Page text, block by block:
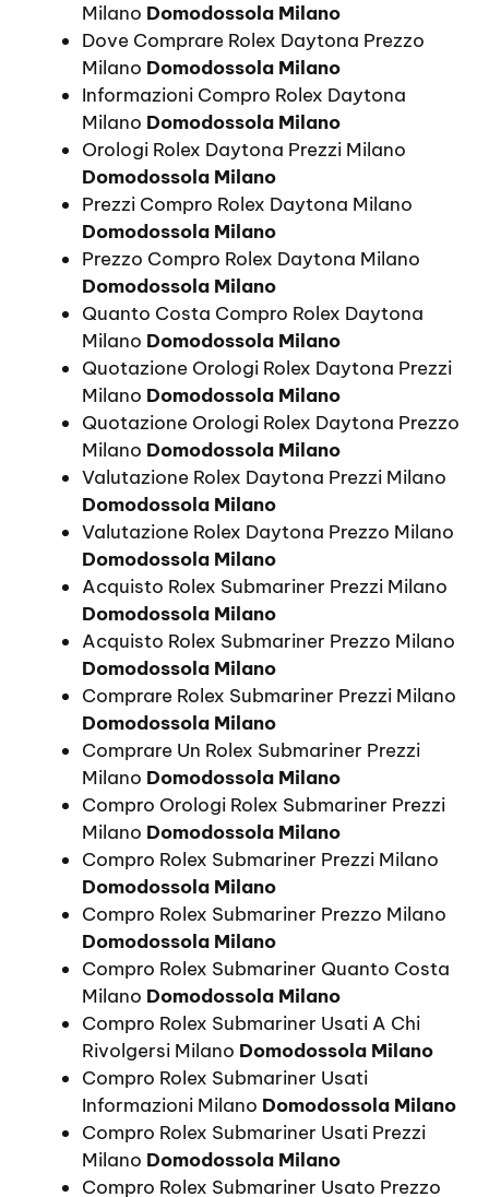
Milano Domodossola Milano
Dove Comprare Rolex Daytona Prezzo
Milano Domodossola Milano
Informazioni Compro Rolex Daytona
Milano Domodossola Milano
Orologi Rolex Daytona Prezzi Milano
Domodossola Milano
Prezzi Compro Rolex Daytona Milano
Domodossola Milano
Prezzo Compro Rolex Daytona Milano
Domodossola Milano
Quanto Costa Compro Rolex Daytona
Milano Domodossola Milano
Quotazione Orologi Rolex Daytona Prezzi
Milano Domodossola Milano
Quotazione Orologi Rolex Daytona Prezzo
Milano Domodossola Milano
Valutazione Rolex Daytona Prezzi Milano
Domodossola Milano
Valutazione Rolex Daytona Prezzo Milano
Domodossola Milano
Acquisto Rolex Submariner Prezzi Milano
Domodossola Milano
Acquisto Rolex Submariner Prezzo Milano
Domodossola Milano
Comprare Rolex Submariner Prezzi Milano
Domodossola Milano
Comprare Un Rolex Submariner Prezzi
Milano Domodossola Milano
Compro Orologi Rolex Submariner Prezzi
Milano Domodossola Milano
Compro Rolex Submariner Prezzi Milano
Domodossola Milano
Compro Rolex Submariner Prezzo Milano
Domodossola Milano
Compro Rolex Submariner Quanto Costa
Milano Domodossola Milano
Compro Rolex Submariner Usati A Chi
Rivolgersi Milano Domodossola Milano
Compro Rolex Submariner Usati
Informazioni Milano Domodossola Milano
Compro Rolex Submariner Usati Prezzi
Milano Domodossola Milano
Compro Rolex Submariner Usato Prezzo